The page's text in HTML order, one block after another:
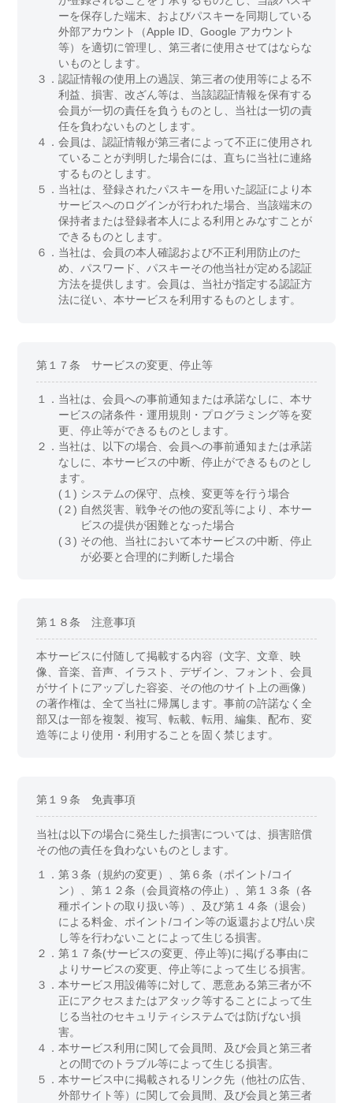
ーを保存した端末、およびパスキーを同期している
外部アカウント（Apple ID、Google アカウント
等）を適切に管理し、第三者に使用させてはならな
いものとします。
３．認証情報の使用上の過誤、第三者の使用等による不
利益、損害、改ざん等は、当該認証情報を保有する
会員が一切の責任を負うものとし、当社は一切の責
任を負わないものとします。
４．会員は、認証情報が第三者によって不正に使用され
ていることが判明した場合には、直ちに当社に連絡
するものとします。
５． 当社は、登録されたパスキーを用いた認証により本
サービスへのログインが行われた場合、当該端末の
保持者または登録者本人による利用とみなすことが
できるものとします。
６． 当社は、会員の本人確認および不正利用防止のた
め、パスワード、パスキーその他当社が定める認証
方法を提供します。会員は、当社が指定する認証方
法に従い、本サービスを利用するものとします。
第１７条 サービスの変更、停止等
１． 当社は、会員への事前通知または承諾なしに、本サ
ービスの諸条件・運用規則・プログラミング等を変
更、停止等ができるものとします。
２． 当社は、以下の場合、会員への事前通知または承諾
なしに、本サービスの中断、停止ができるものとし
ます。
(１) システムの保守、点検、変更等を行う場合
(２) 自然災害、戦争その他の変乱等により、本サー
ビスの提供が困難となった場合
(３) その他、当社において本サービスの中断、停止
が必要と合理的に判断した場合
第１８条 注意事項
本サービスに付随して掲載する内容（文字、文章、映
像、音楽、音声、イラスト、デザイン、フォント、会員
がサイトにアップした容姿、その他のサイト上の画像）
の著作権は、全て当社に帰属します。事前の許諾なく全
部又は一部を複製、複写、転載、転用、編集、配布、変
造等により使用・利用することを固く禁じます。
第１９条 免責事項
当社は以下の場合に発生した損害については、損害賠償
その他の責任を負わないものとします。
１．第３条（規約の変更）、第６条（ポイント/コイ
ン）、第１２条（会員資格の停止）、第１３条（各
種ポイントの取り扱い等）、及び第１４条（退会）
による料金、ポイント/コイン等の返還および払い戻
し等を行わないことによって生じる損害。
２．第１７条(サービスの変更、停止等)に掲げる事由に
よりサービスの変更、停止等によって生じる損害。
３．本サービス用設備等に対して、悪意ある第三者が不
正にアクセスまたはアタック等することによって生
じる当社のセキュリティシステムでは防げない損
害。
４．本サービス利用に関して会員間、及び会員と第三者
との間でのトラブル等によって生じる損害。
５．本サービス中に掲載されるリンク先（他社の広告、
外部サイト等）に関して会員間、及び会員と第三者